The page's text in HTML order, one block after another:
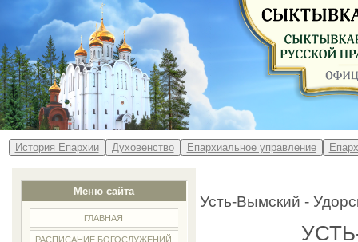
История Епархии Духовенство Епархиальное управление
Меню сайта
ГЛАВНАЯ
РАСПИСАНИЕ БОГОСЛУЖЕНИЙ
Усть-Вымский -